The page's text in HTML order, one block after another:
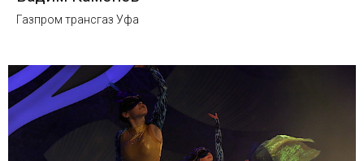
Газпром трансгаз Уфа